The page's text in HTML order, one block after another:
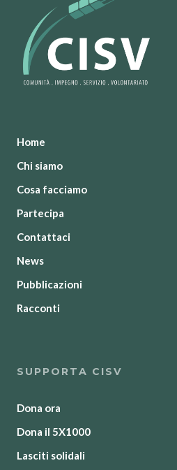
Home
Chi siamo
Cosa facciamo
Partecipa
Contattaci
News
Pubblicazioni
Racconti
SUPPORTA CISV
Dona ora
Dona il 5X1000
Lasciti solidali